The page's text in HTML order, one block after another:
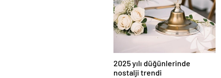
2025 yılı düğünlerinde
nostalji trendi